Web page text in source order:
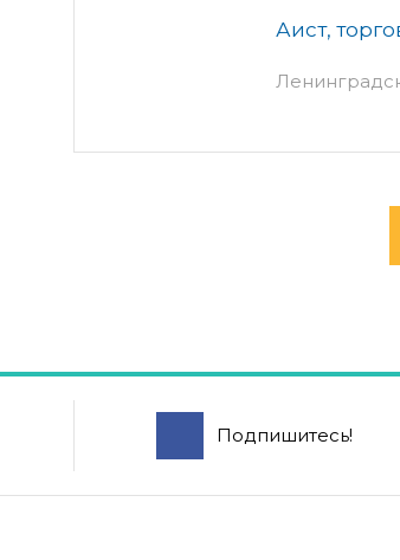
Аист,
Подпишитесь!